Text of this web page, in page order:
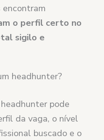
encontram
o perfil certo no
sigilo e
headhunter?
pode
da vaga, o nível
buscado e o